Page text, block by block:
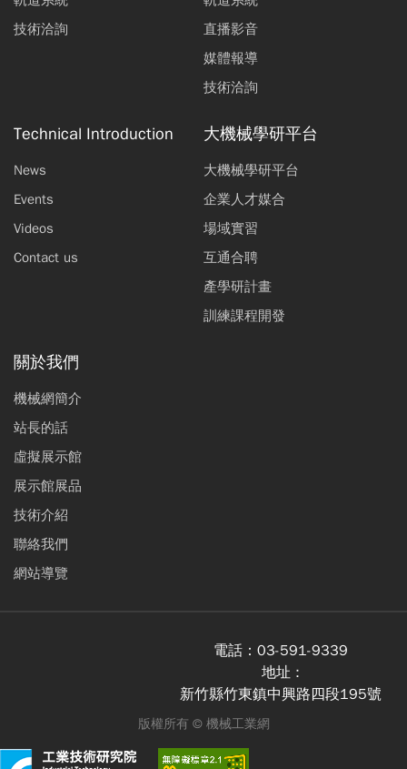
技術洽詢
直播影音
媒體報導
技術洽詢
Technical Introduction
News
Events
Videos
Contact us
大機械學研平台
大機械學研平台
企業人才媒合
場域實習
互通合聘
產學研計畫
訓練課程開發
關於我們
機械網簡介
站長的話
虛擬展示館
展示館展品
技術介紹
聯絡我們
網站導覽
電話： 03-591-9339
地址 :
新竹縣竹東鎮中興路四段195號
版權所有 © 機械工業網